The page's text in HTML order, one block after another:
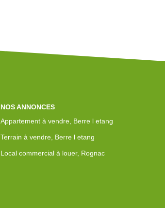
NOS ANNONCES
Appartement à vendre, Berre l etang
Terrain à vendre, Berre l etang
Local commercial à louer, Rognac